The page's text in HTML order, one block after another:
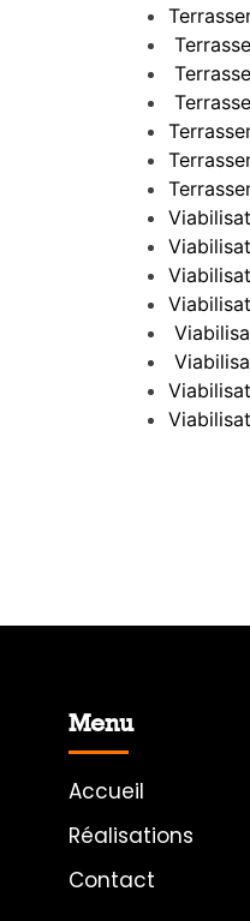
Menu
Accueil
Réalisations
Contact